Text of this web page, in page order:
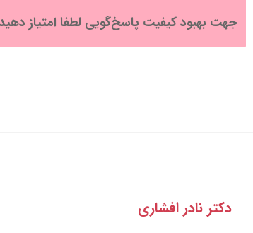
جهت بهبود کیفیت پاسخ‌گویی لطفا امتیاز
دکتر نادر افشاری